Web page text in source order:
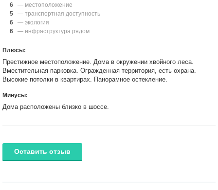
6
— местоположение
5
— транспортная доступность
6
— экология
6
— инфраструктура рядом
Плюсы:
Престижное местоположение. Дома в окружении хвойного леса.
Вместительная парковка. Огражденная территория, есть охрана.
Высокие потолки в квартирах. Панорамное остекление.
Минусы:
Дома расположены близко в шоссе.
Оставить отзыв